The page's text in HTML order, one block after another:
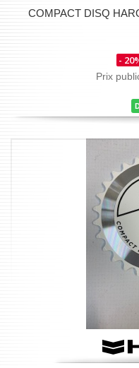
COMPACT DISQ
-
Prix